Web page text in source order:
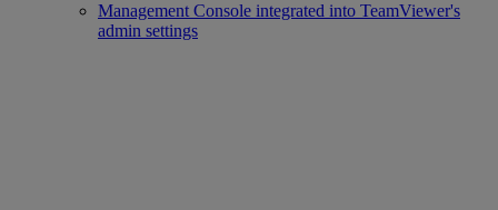
Management Console integrated into TeamViewer's
admin settings